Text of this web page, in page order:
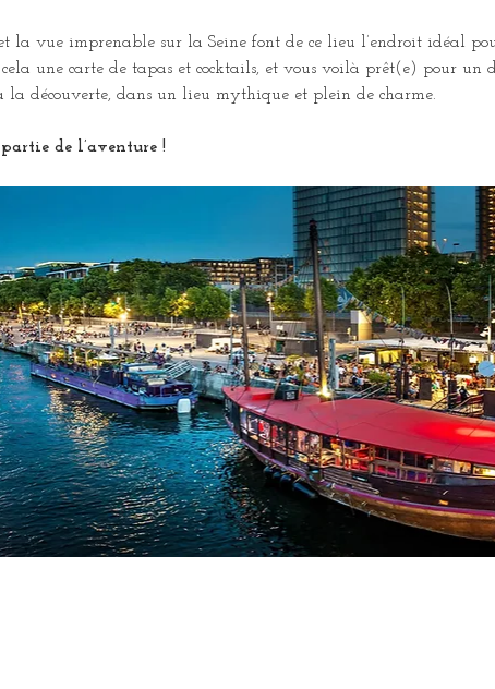
la vue imprenable sur la Seine font de ce lieu l’endroit idéal
une carte de tapas et cocktails, et vous voilà prêt(e) pour un
la découverte, dans un lieu mythique et plein de charme.
de l’aventure !